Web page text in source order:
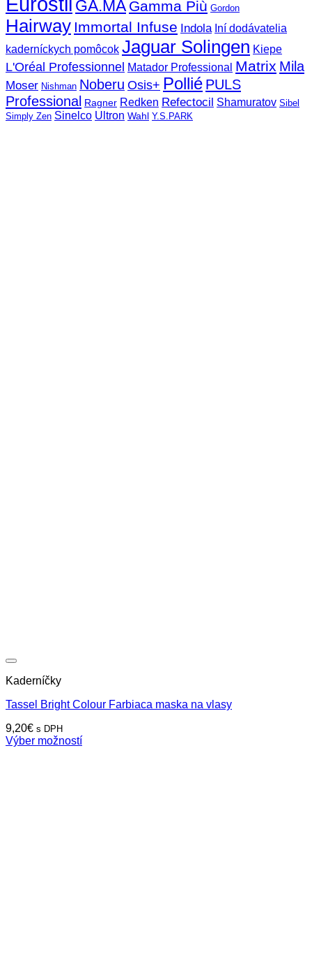
GA.MA Gamma Più Gordon
Hairway Immortal Infuse Indola Iní dodávatelia
kaderníckych pomôcok Jaguar Solingen Kiepe
L'Oréal Professionnel Matador Professional Matrix Mila
Moser Nishman Noberu Osis+ Pollié PULS
Professional Ragner Redken Refectocil Shamuratov Sibel
Simply Zen Sinelco Ultron Wahl Y.S.PARK
Kaderníčky
Tassel Bright Colour Farbiaca maska na vlasy
9,20€ s DPH
Výber možností